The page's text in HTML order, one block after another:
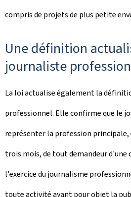
compris de projets de plus petite
Une définition
journaliste
La loi actualise également la
professionnel. Elle confirme que le
représenter la profession principale,
trois mois, de tout demandeur d'une
l'exercice du journalisme
toute activité ayant pour objet la